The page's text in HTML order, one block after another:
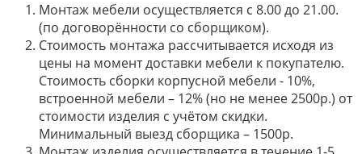
Монтаж мебели осуществляется с 8.00 до 21.00.
(по договорённости со сборщиком).
Стоимость монтажа рассчитывается исходя из
цены на момент доставки мебели к покупателю.
Стоимость сборки корпусной мебели - 10%,
встроенной мебели – 12% (но не менее 2500р.) от
стоимости изделия с учётом скидки.
Минимальный выезд сборщика – 1500р.